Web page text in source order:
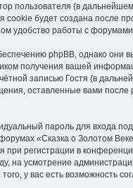
пользователя (в
будет создана после
удобство работы с форумами.
phpBB, однако они
получения вашей
записью Гостя (в
оставленные вами после
пароль для входа
«Сказка о Золотом
регистрации в
на усмотрение
у вас есть возможность